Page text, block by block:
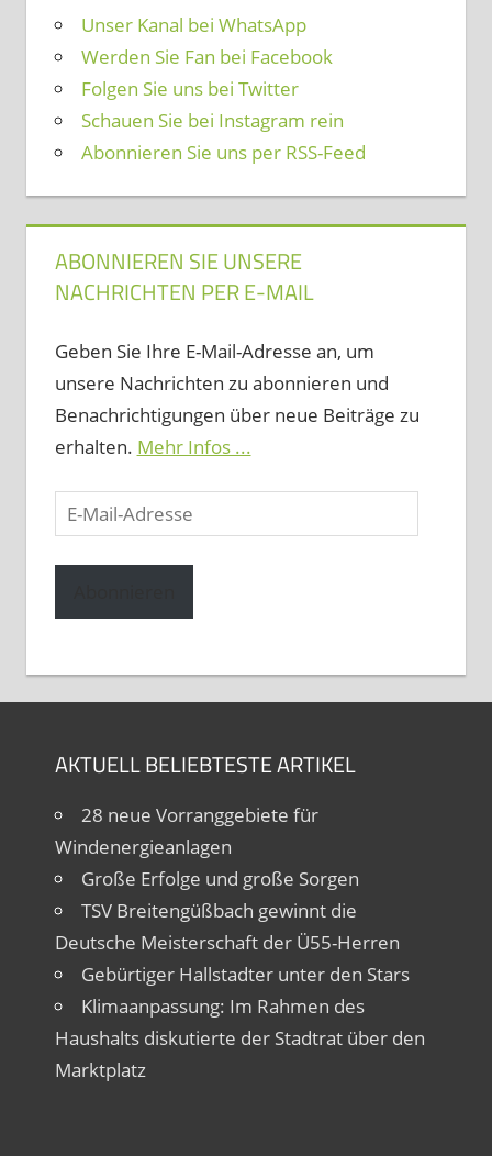
Unser Kanal bei WhatsApp
Werden Sie Fan bei Facebook
Folgen Sie uns bei Twitter
Schauen Sie bei Instagram rein
Abonnieren Sie uns per RSS-Feed
ABONNIEREN SIE UNSERE
NACHRICHTEN PER E-MAIL
Geben Sie Ihre E-Mail-Adresse an, um
unsere Nachrichten zu abonnieren und
Benachrichtigungen über neue Beiträge zu
erhalten. Mehr Infos ...
E-
Mail-
Adresse
AKTUELL BELIEBTESTE ARTIKEL
28 neue Vorranggebiete für
Windenergieanlagen
Große Erfolge und große Sorgen
TSV Breitengüßbach gewinnt die
Deutsche Meisterschaft der Ü55-Herren
Gebürtiger Hallstadter unter den Stars
Klimaanpassung: Im Rahmen des
Haushalts diskutierte der Stadtrat über den
Marktplatz